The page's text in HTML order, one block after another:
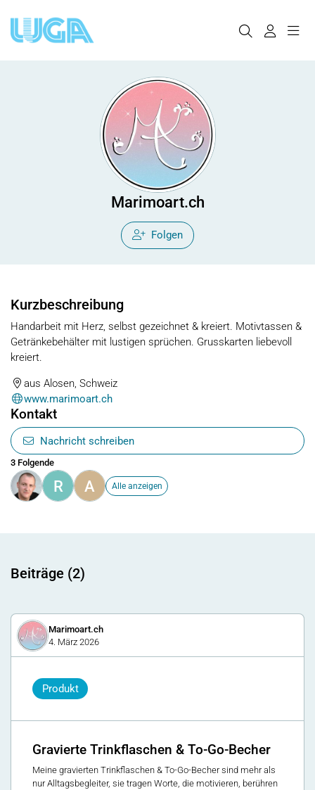
Marimoart.ch
Folgen
Kurzbeschreibung
Handarbeit mit Herz, selbst gezeichnet & kreiert. Motivtassen &
Getränkebehälter mit lustigen sprüchen. Grusskarten liebevoll
kreiert.
aus Alosen, Schweiz
www.marimoart.ch
Kontakt
Nachricht schreiben
3 Folgende
R A Alle anzeigen
Beiträge (2)
Marimoart.ch
4. März 2026
Produkt
Gravierte Trinkflaschen & To-Go-Becher
Meine gravierten Trinkflaschen & To-Go-Becher sind mehr als
nur Alltagsbegleiter, sie tragen Worte, die motivieren, berühren